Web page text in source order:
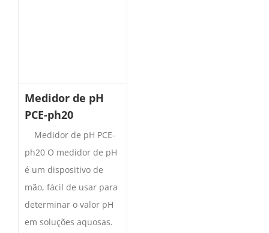
Medidor de pH
PCE-ph20
Medidor de pH PCE-
ph20 O medidor de pH
é um dispositivo de
mão, fácil de usar para
determinar o valor pH
em soluções aquosas.